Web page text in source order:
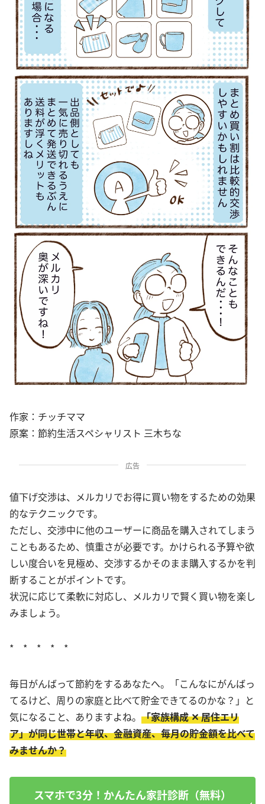
作家：チッチママ
原案：節約生活スペシャリスト 三木ちな
広告
値下げ交渉は、メルカリでお得に買い物をするための効果
的なテクニックです。
ただし、交渉中に他のユーザーに商品を購入されてしまう
こともあるため、慎重さが必要です。かけられる予算や欲
しい度合いを見極め、交渉するかそのまま購入するかを判
断することがポイントです。
状況に応じて柔軟に対応し、メルカリで賢く買い物を楽し
みましょう。
* * * * *
毎日がんばって節約をするあなたへ。「こんなにがんばっ
てるけど、周りの家庭と比べて貯金できてるのかな？」と
気になること、ありますよね。 「家族構成 ✕ 居住エリ
ア」が同じ世帯と年収、金融資産、毎月の貯金額を比べて
みませんか？
スマホで3分！かんたん家計診断（無料）